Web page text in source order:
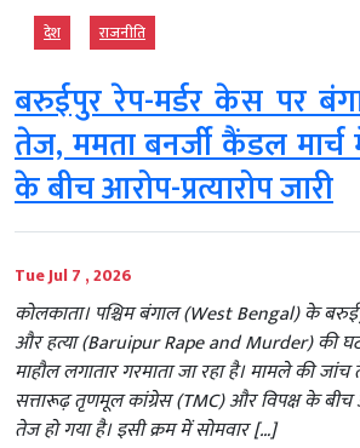
देश राजनीति
बरुईपुर रेप-मर्डर केस पर
तेज, ममता बनर्जी कैंडल
के बीच आरोप-प्रत्यारोप जारी
Tue Jul 7 , 2026
कोलकाता। पश्चिम बंगाल (West Bengal) के
और हत्या (Baruipur Rape and Murder) की
माहौल लगातार गरमाता जा रहा है। मामले की
सत्तारूढ़ तृणमूल कांग्रेस (TMC) और विपक्ष के बीच
तेज हो गया है। इसी क्रम में सोमवार […]